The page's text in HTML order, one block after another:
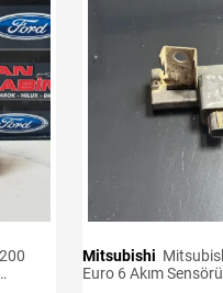
Mitsubishi
Euro 6 Akım Sensörü